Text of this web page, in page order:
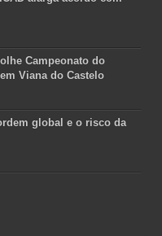
Campeonato do
Viana do Castelo
global e o risco da